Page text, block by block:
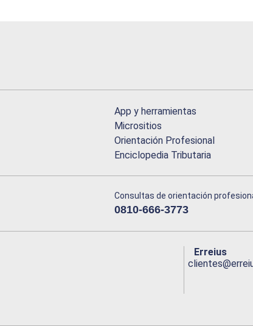
App y herramientas
Micrositios
Orientación Profesional
Enciclopedia Tributaria
Consultas de orientación
0810-666-3773
Erreius